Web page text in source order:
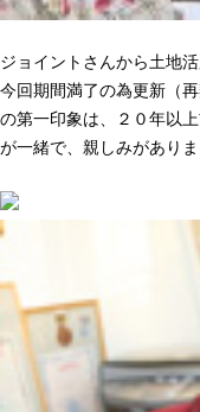
ジョイントさんから土地
今回期間満了の為更新（
の第一印象は、２０年以
が一緒で、親しみがあり